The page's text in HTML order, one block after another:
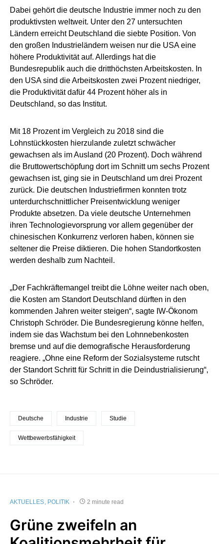
Dabei gehört die deutsche Industrie immer noch zu den
produktivsten weltweit. Unter den 27 untersuchten
Ländern erreicht Deutschland die siebte Position. Von
den großen Industrieländern weisen nur die USA eine
höhere Produktivität auf. Allerdings hat die
Bundesrepublik auch die dritthöchsten Arbeitskosten. In
den USA sind die Arbeitskosten zwei Prozent niedriger,
die Produktivität dafür 44 Prozent höher als in
Deutschland, so das Institut.
Mit 18 Prozent im Vergleich zu 2018 sind die
Lohnstückkosten hierzulande zuletzt schwächer
gewachsen als im Ausland (20 Prozent). Doch während
die Bruttowertschöpfung dort im Schnitt um sechs Prozent
gewachsen ist, ging sie in Deutschland um drei Prozent
zurück. Die deutschen Industriefirmen konnten trotz
unterdurchschnittlicher Preisentwicklung weniger
Produkte absetzen. Da viele deutsche Unternehmen
ihren Technologievorsprung vor allem gegenüber der
chinesischen Konkurrenz verloren haben, können sie
seltener die Preise diktieren. Die hohen Standortkosten
werden deshalb zum Nachteil.
„Der Fachkräftemangel treibt die Löhne weiter nach oben,
die Kosten am Standort Deutschland dürften in den
kommenden Jahren weiter steigen“, sagte IW-Ökonom
Christoph Schröder. Die Bundesregierung könne helfen,
indem sie das Wachstum bei den Lohnnebenkosten
bremse und auf die demografische Herausforderung
reagiere. „Ohne eine Reform der Sozialsysteme rutscht
der Standort Schritt für Schritt in die Deindustrialisierung“,
so Schröder.
Deutsche Industrie Studie
Wettbewerbsfähigkeit
AKTUELLES POLITIK 2 minute read
Grüne zweifeln an